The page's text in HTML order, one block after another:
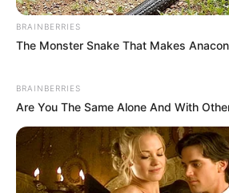
BRAINBERRIES
The Monster Snake That Makes
BRAINBERRIES
Are You The Same Alone And With